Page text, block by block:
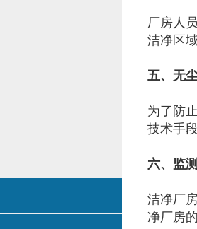
厂房人
洁净区
五、无
为了防
技术手
六、监
洁净厂
净厂房